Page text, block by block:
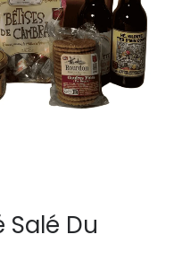
Salé Du